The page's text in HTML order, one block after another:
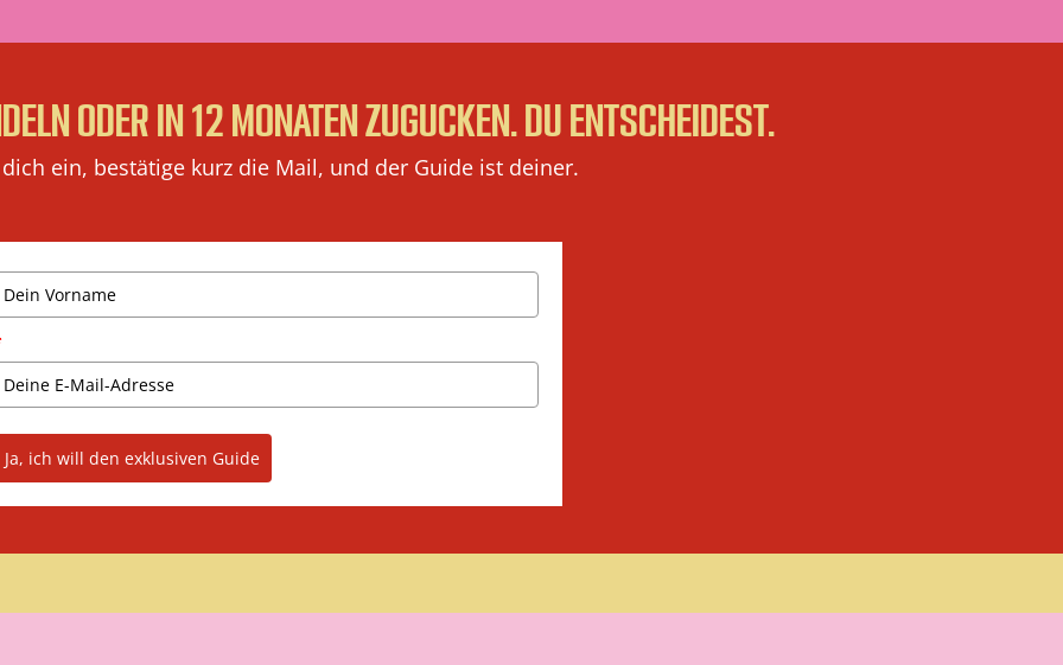
ODER IN 12 MONATEN ZUGUCKEN. DU ENTSCHEIDEST.
ein, bestätige kurz die Mail, und der Guide ist deiner.
Ja, ich will den exklusiven Guide